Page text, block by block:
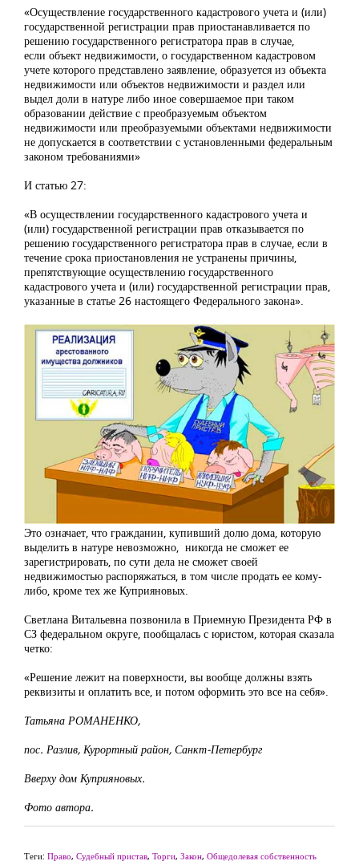
«Осуществление государственного кадастрового учета и (или)
государственной регистрации прав приостанавливается по
решению государственного регистратора прав в случае,
если объект недвижимости, о государственном кадастровом
учете которого представлено заявление, образуется из объекта
недвижимости или объектов недвижимости и раздел или
выдел доли в натуре либо иное совершаемое при таком
образовании действие с преобразуемым объектом
недвижимости или преобразуемыми объектами недвижимости
не допускается в соответствии с установленными федеральным
законом требованиями»
И статью 27:
«В осуществлении государственного кадастрового учета и
(или) государственной регистрации прав отказывается по
решению государственного регистратора прав в случае, если в
течение срока приостановления не устранены причины,
препятствующие осуществлению государственного
кадастрового учета и (или) государственной регистрации прав,
указанные в статье 26 настоящего Федерального закона».
Это означает, что гражданин, купивший долю дома, которую
выделить в натуре невозможно, никогда не сможет ее
зарегистрировать, по сути дела не сможет своей
недвижимостью распоряжаться, в том числе продать ее кому-
либо, кроме тех же Куприяновых.
Светлана Витальевна позвонила в Приемную Президента РФ в
СЗ федеральном округе, пообщалась с юристом, которая сказала
четко:
«Решение лежит на поверхности, вы вообще должны взять
реквизиты и оплатить все, и потом оформить это все на себя».
Татьяна РОМАНЕНКО,
пос. Разлив, Курортный район, Санкт-Петербург
Вверху дом Куприяновых.
Фото автора.
Теги: Право, Судебный пристав, Торги, Закон, Общедолевая собственность